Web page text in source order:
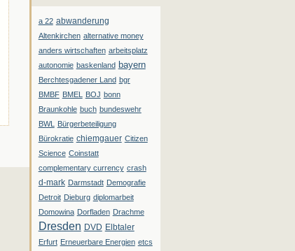
a 22 abwanderung
Altenkirchen alternative money
anders wirtschaften arbeitsplatz
autonomie baskenland bayern
Berchtesgadener Land bgr
BMBF BMEL BOJ bonn
Braunkohle buch bundeswehr
BWL Bürgerbeteiligung
Bürokratie chiemgauer Citizen
Science Coinstatt
complementary currency crash
d-mark Darmstadt Demografie
Detroit Dieburg diplomarbeit
Domowina Dorfladen Drachme
Dresden DVD Elbtaler
Erfurt Erneuerbare Energien etcs